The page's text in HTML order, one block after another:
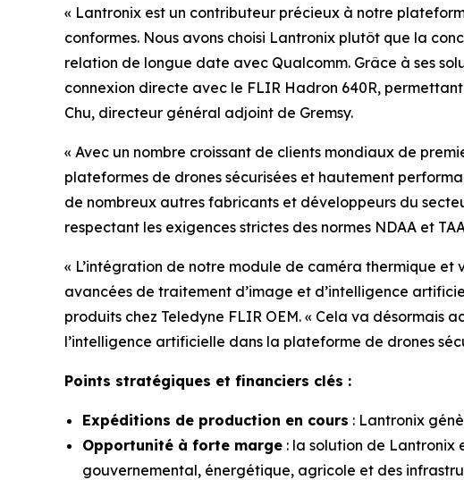
« Lantronix est un contributeur précieux à notre
conformes. Nous avons choisi Lantronix plutôt que la
relation de longue date avec Qualcomm. Grâce à ses
connexion directe avec le FLIR Hadron 640R,
Chu, directeur général adjoint de Gremsy.
« Avec un nombre croissant de clients mondiaux de
plateformes de drones sécurisées et hautement
de nombreux autres fabricants et développeurs du
respectant les exigences strictes des normes NDAA et
« L’intégration de notre module de caméra thermique
avancées de traitement d’image et d’intelligence
produits chez Teledyne FLIR OEM. « Cela va
l’intelligence artificielle dans la plateforme de drones
Points stratégiques et financiers clés :
Expéditions de production en cours : Lantronix
Opportunité à forte marge : la solution de Lantronix
gouvernemental, énergétique, agricole et des